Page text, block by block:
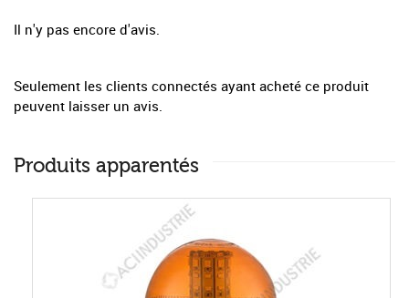
Il n'y pas encore d'avis.
Seulement les clients connectés ayant acheté ce produit
peuvent laisser un avis.
Produits apparentés